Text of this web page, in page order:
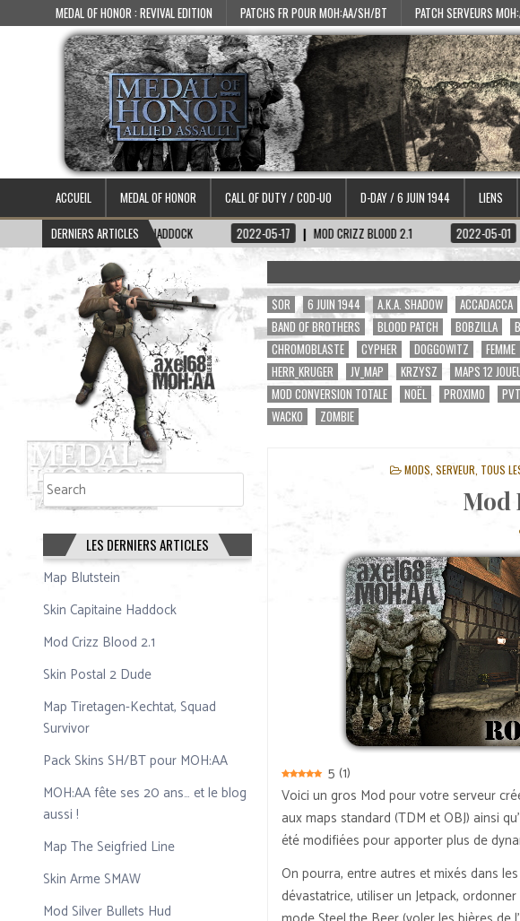
MEDAL OF HONOR : REVIVAL EDITION PATCHS FR POUR MOH:AA/SH/BT PATCH SERVEURS
ACCUEIL MEDAL OF HONOR CALL OF DUTY / COD-UO D-DAY / 6 JUIN 1944 LIENS
DERNIERS ARTICLES
CAPITAINE HADDOCK 2022-05-17 MOD CRIZZ BLOOD 2.1 2022-05-01 SKIN POSTAL 2
$OR 6 JUIN 1944 A.K.A. SHADOW ACCADACCA
BAND OF BROTHERS
BLOOD PATCH BOBZILLA
CHROMOBLASTE
CYPHER DOGGOWITZ FEMME
HERR_KRUGER
JV_MAP KRZYSZ MAPS 12
MOD CONVERSION TOTALE
NOËL PROXIMO
WACKO
ZOMBIE
POSTED
MODS SERVEUR TOUS
Mod
5 (1)
Voici un gros Mod pour votre serveur
aux maps standard (TDM et OBJ) ainsi
été modifiées pour apporter plus de
On pourra, entre autres et mixés dans
dévastatrice, utiliser un Jetpack,
Rechercher
LES DERNIERS ARTICLES
Map Blutstein
Skin Capitaine Haddock
Mod Crizz Blood 2.1
Skin Postal 2 Dude
Map Tiretagen-Kechtat, Squad
Survivor
Pack Skins SH/BT pour MOH:AA
MOH:AA fête ses 20 ans… et le blog
aussi !
Map The Seigfried Line
Skin Arme SMAW
Mod Silver Bullets Hud